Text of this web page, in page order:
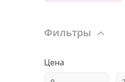
Фильтры
Цена